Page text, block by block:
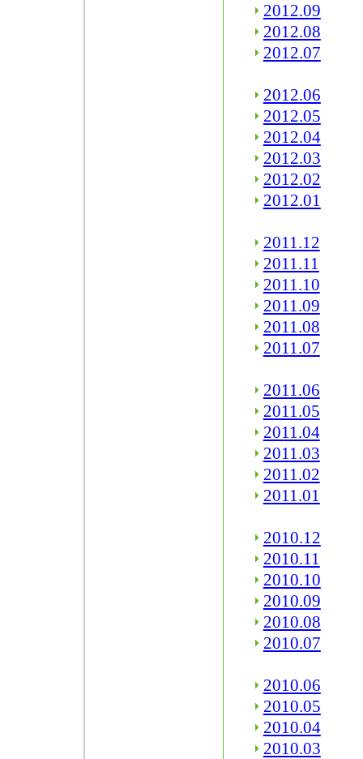
2012.09
2012.08
2012.07
2012.06
2012.05
2012.04
2012.03
2012.02
2012.01
2011.12
2011.11
2011.10
2011.09
2011.08
2011.07
2011.06
2011.05
2011.04
2011.03
2011.02
2011.01
2010.12
2010.11
2010.10
2010.09
2010.08
2010.07
2010.06
2010.05
2010.04
2010.03